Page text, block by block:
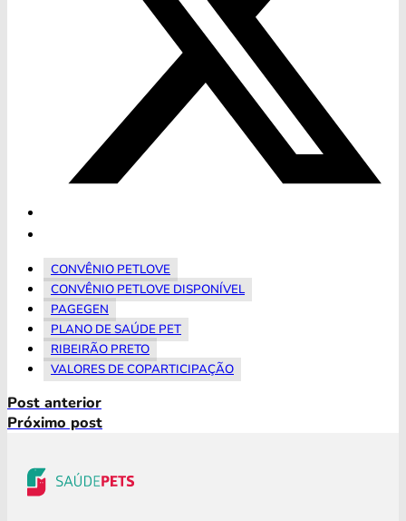
CONVÊNIO PETLOVE
CONVÊNIO PETLOVE DISPONÍVEL
PAGEGEN
PLANO DE SAÚDE PET
RIBEIRÃO PRETO
VALORES DE COPARTICIPAÇÃO
Post anterior
Próximo post